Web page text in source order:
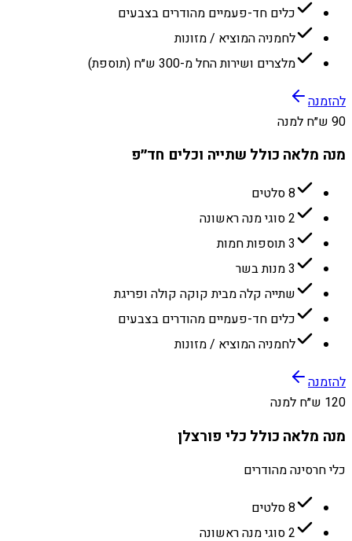
כלים חד-פעמיים מהודרים בצבעים
לחמניה המוציא / מזונות
מלצרים ושירות החל מ-300 ש״ח (תוספת)
להזמנה
90 ש״ח למנה
מנה מלאה כולל שתייה וכלים חד״פ
8 סלטים
2 סוגי מנה ראשונה
3 תוספות חמות
3 מנות בשר
שתייה קלה מבית קוקה קולה ופריגת
כלים חד-פעמיים מהודרים בצבעים
לחמניה המוציא / מזונות
להזמנה
120 ש״ח למנה
מנה מלאה כולל כלי פורצלן
כלי חרסינה מהודרים
8 סלטים
2 סוגי מנה ראשונה